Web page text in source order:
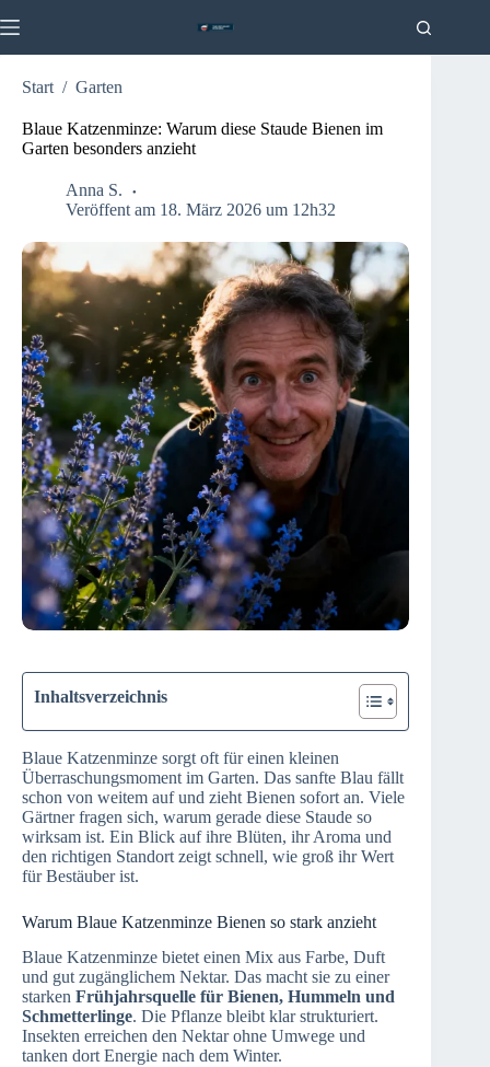
Inhalt
Start / Garten
Blaue Katzenminze: Warum diese Staude Bienen im
Garten besonders anzieht
Anna S.
Veröffent am 18. März 2026 um 12h32
Inhaltsverzeichnis
Blaue Katzenminze sorgt oft für einen kleinen
Überraschungsmoment im Garten. Das sanfte Blau fällt
schon von weitem auf und zieht Bienen sofort an. Viele
Gärtner fragen sich, warum gerade diese Staude so
wirksam ist. Ein Blick auf ihre Blüten, ihr Aroma und
den richtigen Standort zeigt schnell, wie groß ihr Wert
für Bestäuber ist.
Warum Blaue Katzenminze Bienen so stark anzieht
Blaue Katzenminze bietet einen Mix aus Farbe, Duft
und gut zugänglichem Nektar. Das macht sie zu einer
starken Frühjahrsquelle für Bienen, Hummeln und
Schmetterlinge. Die Pflanze bleibt klar strukturiert.
Insekten erreichen den Nektar ohne Umwege und
tanken dort Energie nach dem Winter.